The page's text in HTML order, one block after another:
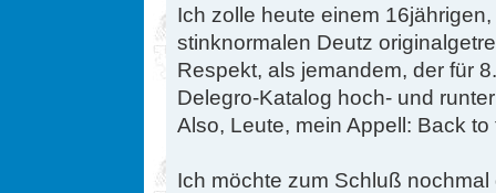
Ich zolle heute einem
stinknormalen Deutz
Respekt, als jemandem, der für
Delegro-Katalog hoch- und
Also, Leute, mein Appell: Back to
Ich möchte zum Schluß